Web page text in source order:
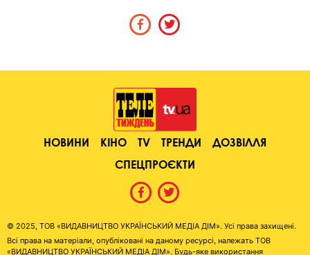
НОВИНИ КІНО TV ТРЕНДИ
ДОЗВІЛЛЯ
СПЕЦПРОЄКТИ
© 2025, ТОВ «ВИДАВНИЦТВО УКРАЇНСЬКИЙ МЕДІА ДІМ». Усі права захищені.
Всі права на матеріали, опубліковані на даному ресурсі, належать ТОВ
«ВИДАВНИЦТВО УКРАЇНСЬКИЙ МЕДІА ДІМ». Будь-яке використання